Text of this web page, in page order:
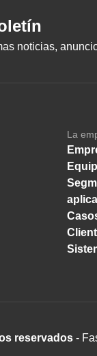
noticias,
La
reservados -